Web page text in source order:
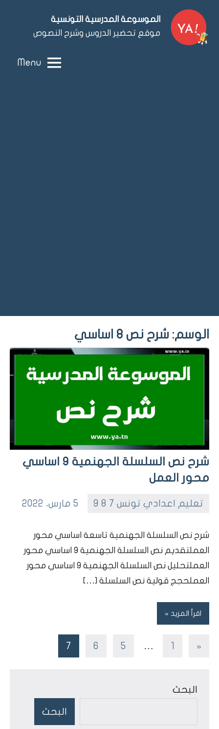
content
الموسوعة المدرسية التونسية
موقع تحضير الدروس وشرح النصوص
Menu
الوسم: شرح نص 8 اساسي
شرح نص السلسلة الجهنمية 9 اساسي
محور العمل
تعليم اعدادي تونس 7 8 9
5 مارس، 2022
ta7dhir
dars
char7nas
bou7outh
comments
شرح نص السلسلة الجهنمية تاسعة اساسي محور
العملتقديم نص السلسلة الجهنمية 9 اساسي محور
العملتحليل نص السلسلة الجهنمية 9 اساسي محور
العملحجج قولية نص السلسلة […]
اقرأ المزيد
«
Previous
1
…
5
6
7
البحث
البحث